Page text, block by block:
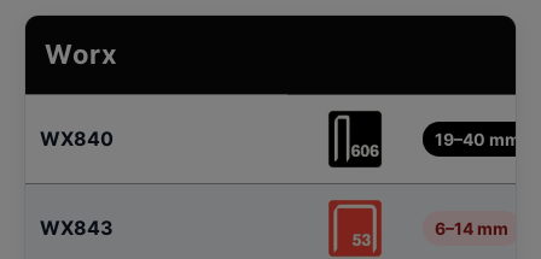
Worx
WX840 19–40 mm
WX843 6–14 mm